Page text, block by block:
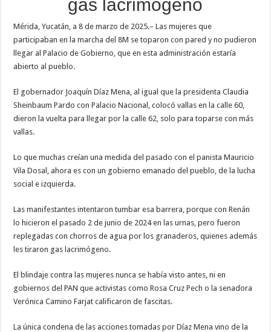
gas lacrimógeno
Mérida, Yucatán, a 8 de marzo de 2025.– Las mujeres que
participaban en la marcha del 8M se toparon con pared y no pudieron
llegar al Palacio de Gobierno, que en esta administración estaría
abierto al pueblo.
El gobernador Joaquín Díaz Mena, al igual que la presidenta Claudia
Sheinbaum Pardo con Palacio Nacional, colocó vallas en la calle 60,
dieron la vuelta para llegar por la calle 62, solo para toparse con más
vallas.
Lo que muchas creían una medida del pasado con el panista Mauricio
Vila Dosal, ahora es con un gobierno emanado del pueblo, de la lucha
social e izquierda.
Las manifestantes intentaron tumbar esa barrera, porque con Renán
lo hicieron el pasado 2 de junio de 2024 en las urnas, pero fueron
replegadas con chorros de agua por los granaderos, quienes además
les tiraron gas lacrimógeno.
El blindaje contra las mujeres nunca se había visto antes, ni en
gobiernos del PAN que activistas como Rosa Cruz Pech o la senadora
Verónica Camino Farjat calificaron de fascitas.
La única condena de las acciones tomadas por Díaz Mena vino de la